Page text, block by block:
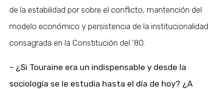
de la estabilidad por sobre el conflicto, mantención del
modelo económico y persistencia de la institucionalidad
consagrada en la Constitución del ’80.
– ¿Si Touraine era un indispensable y desde la
sociología se le estudia hasta el día de hoy? ¿A